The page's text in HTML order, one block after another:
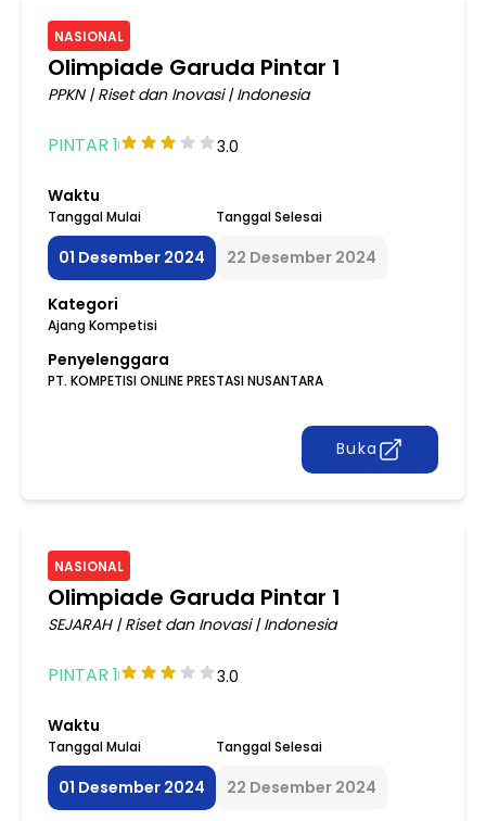
NASIONAL
Olimpiade Garuda Pintar 1
PPKN|Riset dan Inovasi|Indonesia
PINTAR 1 3.0
Waktu
Tanggal Mulai
01 Desember 2024
Tanggal Selesai
22 Desember 2024
Kategori
Ajang Kompetisi
Penyelenggara
PT. KOMPETISI ONLINE PRESTASI NUSANTARA
Buka
NASIONAL
Olimpiade Garuda Pintar 1
SEJARAH|Riset dan Inovasi|Indonesia
PINTAR 1 3.0
Waktu
Tanggal Mulai
01 Desember 2024
Tanggal Selesai
22 Desember 2024